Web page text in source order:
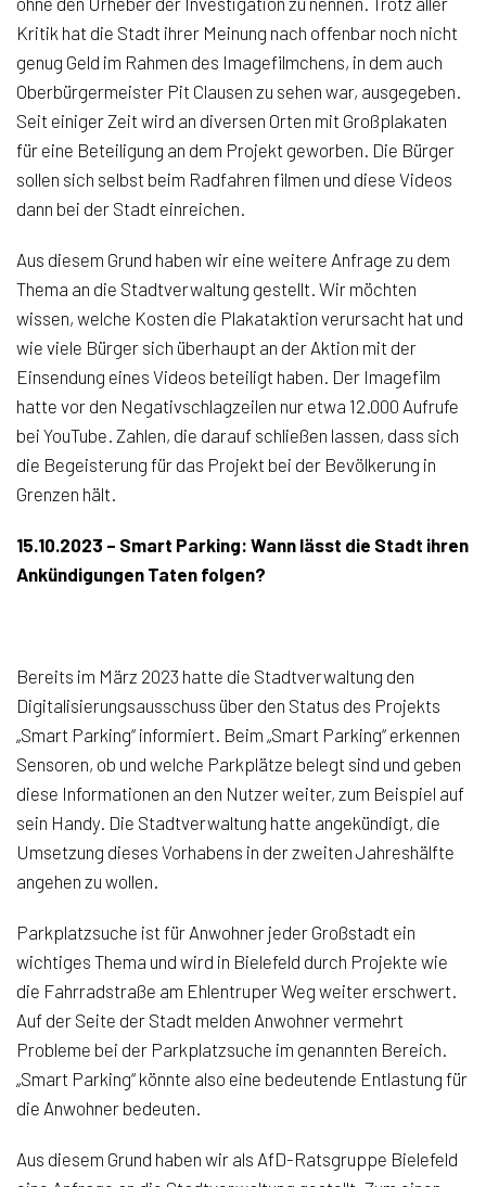
Kritik hat die Stadt ihrer Meinung nach offenbar noch nicht
genug Geld im Rahmen des Imagefilmchens, in dem auch
Oberbürgermeister Pit Clausen zu sehen war, ausgegeben.
Seit einiger Zeit wird an diversen Orten mit Großplakaten
für eine Beteiligung an dem Projekt geworben. Die Bürger
sollen sich selbst beim Radfahren filmen und diese Videos
dann bei der Stadt einreichen.
Aus diesem Grund haben wir eine weitere Anfrage zu dem
Thema an die Stadtverwaltung gestellt. Wir möchten
wissen, welche Kosten die Plakataktion verursacht hat und
wie viele Bürger sich überhaupt an der Aktion mit der
Einsendung eines Videos beteiligt haben. Der Imagefilm
hatte vor den Negativschlagzeilen nur etwa 12.000 Aufrufe
bei YouTube. Zahlen, die darauf schließen lassen, dass sich
die Begeisterung für das Projekt bei der Bevölkerung in
Grenzen hält.
15.10.2023 – Smart Parking: Wann lässt die Stadt ihren
Ankündigungen Taten folgen?
Bereits im März 2023 hatte die Stadtverwaltung den
Digitalisierungsausschuss über den Status des Projekts
„Smart Parking“ informiert. Beim „Smart Parking“ erkennen
Sensoren, ob und welche Parkplätze belegt sind und geben
diese Informationen an den Nutzer weiter, zum Beispiel auf
sein Handy. Die Stadtverwaltung hatte angekündigt, die
Umsetzung dieses Vorhabens in der zweiten Jahreshälfte
angehen zu wollen.
Parkplatzsuche ist für Anwohner jeder Großstadt ein
wichtiges Thema und wird in Bielefeld durch Projekte wie
die Fahrradstraße am Ehlentruper Weg weiter erschwert.
Auf der Seite der Stadt melden Anwohner vermehrt
Probleme bei der Parkplatzsuche im genannten Bereich.
„Smart Parking“ könnte also eine bedeutende Entlastung für
die Anwohner bedeuten.
Aus diesem Grund haben wir als AfD-Ratsgruppe Bielefeld